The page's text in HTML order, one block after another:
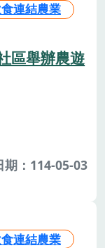
連結農業
區舉辦農遊
期：114-05-03
連結農業